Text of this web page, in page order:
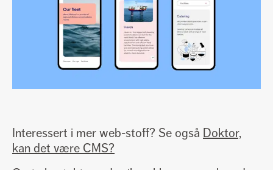
Interessert i mer web-stoff? Se også Doktor,
kan det være CMS?